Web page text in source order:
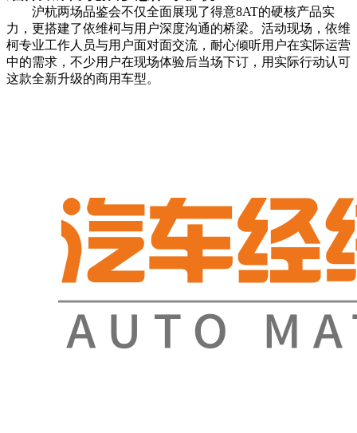
沪杭两场品鉴会不仅全面展现了得意8AT的硬核产品实
力，更搭建了依维柯与用户深度沟通的桥梁。活动现场，依维
柯专业工作人员与用户面对面交流，耐心倾听用户在实际运营
中的需求，不少用户在现场体验后当场下订，用实际行动认可
这款全新升级的商用车型。